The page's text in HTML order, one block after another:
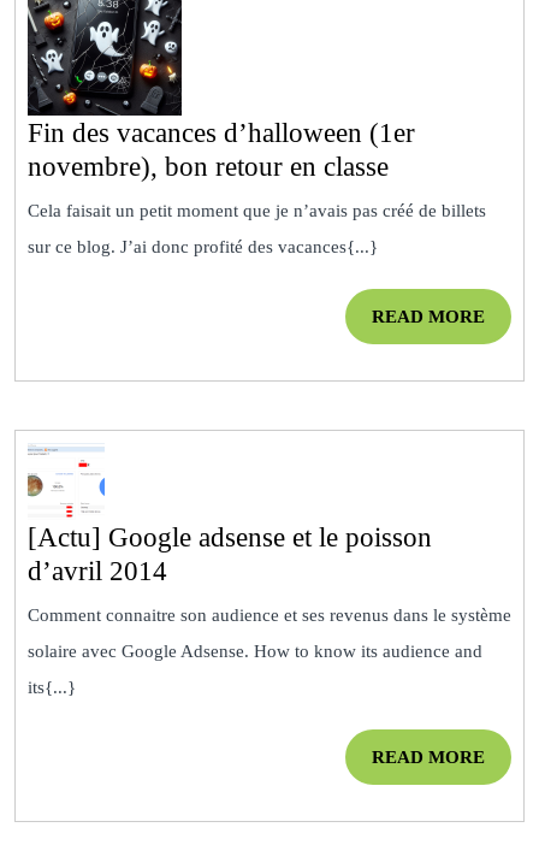
Fin des vacances d’halloween (1er
novembre), bon retour en classeFin
des
(1er
novembre),
en
Cela faisait un petit moment que je n’avais pas créé de billets
sur ce blog. J’ai donc profité des vacances{...}
READ MOREREAD
MORE
[Actu] Google adsense et le poisson
d’avril 2014[Actu]
Google
Comment connaitre son audience et ses revenus dans le système
solaire avec Google Adsense. How to know its audience and
its{...}
READ MOREREAD
MORE